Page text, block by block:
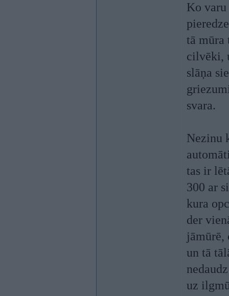
Ko
tā mūra
cilvēki,
slāņa
svara.
Nezinu
tas ir
300 ar
kura
der
jāmūrē,
un tā
uz